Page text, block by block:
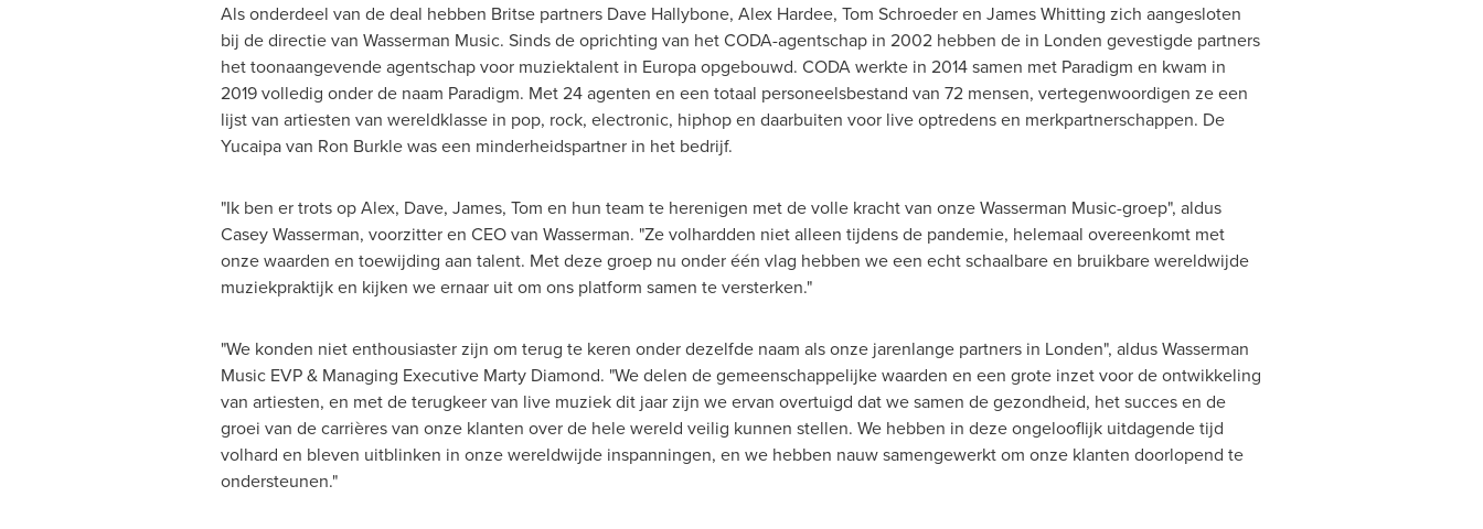
Als onderdeel van de deal hebben Britse partners Dave Hallybone, Alex Hardee, Tom Schroederen James Whitting zich aangesloten
bij de directie van Wasserman Music. Sinds de oprichting van het CODA-agentschap in 2002 hebben de in Londen gevestigde partners
het toonaangevende agentschap voor muziektalent in Europa opgebouwd. CODA werkte in 2014 samen met Paradigm en kwam in
2019 volledig onder de naam Paradigm. Met 24 agenten en een totaal personeelsbestand van 72 mensen, vertegenwoordigen ze een
lijst van artiesten van wereldklasse in pop, rock, electronic, hiphop en daarbuiten voor live optredens en merkpartnerschappen. De
Yucaipavan Ron Burklewas een minderheidspartner in het bedrijf.
"Ik ben er trots op Alex, Dave, James, Tom en hun team te herenigen met de volle kracht van onzeWasserman Music-groep", aldus
Casey Wasserman, voorzitter en CEOvan Wasserman. "Ze volhardden niet alleen tijdens de pandemie, helemaal overeenkomt met
onze waarden en toewijding aan talent. Met deze groep nu onder één vlag hebben we een echt schaalbare en bruikbare wereldwijde
muziekpraktijk en kijken we ernaar uit om ons platform samen te versterken."
"We konden niet enthousiaster zijn om terug te keren onder dezelfde naam als onze jarenlange partners in Londen", aldus Wasserman
Music EVP & Managing Executive Marty Diamond. "We delen de gemeenschappelijke waarden en een grote inzet voor de ontwikkeling
van artiesten, en met de terugkeer van live muziek dit jaar zijn we ervan overtuigd dat we samen de gezondheid, het succes en de
groei van de carrières van onze klanten over de hele wereld veilig kunnen stellen. We hebben in deze ongelooflijk uitdagende tijd
volhard en bleven uitblinken in onze wereldwijde inspanningen, en we hebben nauw samengewerkt om onze klanten doorlopend te
ondersteunen."